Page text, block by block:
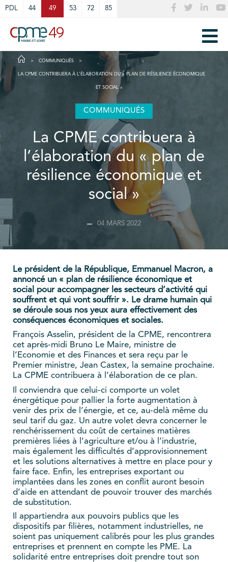
PDL 44 49 53 72 85
COMMUNIQUÉS
LA CPME CONTRIBUERA À L’ÉLABORATION DU « PLAN DE RÉSILIENCE ÉCONOMIQUE
ET SOCIAL »
COMMUNIQUÉS
La CPME contribuera à
l’élaboration du « plan de
résilience économique et
social »
04 MARS 2022
Le président de la République, Emmanuel Macron, a
annoncé un « plan de résilience économique et
social pour accompagner les secteurs d’activité qui
souffrent et qui vont souffrir ». Le drame humain qui
se déroule sous nos yeux aura effectivement des
conséquences économiques et sociales.
François Asselin, président de la CPME, rencontrera
cet après-midi Bruno Le Maire, ministre de
l’Economie et des Finances et sera reçu par le
Premier ministre, Jean Castex, la semaine prochaine.
La CPME contribuera à l’élaboration de ce plan.
Il conviendra que celui-ci comporte un volet
énergétique pour pallier la forte augmentation à
venir des prix de l’énergie, et ce, au-delà même du
seul tarif du gaz. Un autre volet devra concerner le
renchérissement du coût de certaines matières
premières liées à l’agriculture et/ou à l’industrie,
mais également les difficultés d’approvisionnement
et les solutions alternatives à mettre en place pour y
faire face. Enfin, les entreprises exportant ou
implantées dans les zones en conflit auront besoin
d’aide en attendant de pouvoir trouver des marchés
de substitution.
Il appartiendra aux pouvoirs publics que les
dispositifs par filières, notamment industrielles, ne
soient pas uniquement calibrés pour les plus grandes
entreprises et prennent en compte les PME. La
solidarité entre entreprises doit prendre tout son
Cookies management panel